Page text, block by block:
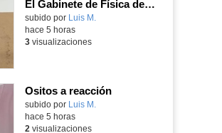
El Gabinete de Física del IES Enrique Tierno Galván de Parla (Curso 25-26)
Contenido educativo.
subido por Luis M.
hace 5 horas
3visualizaciones
Ositos a reacción
Contenido educativo.
subido por Luis M.
hace 5 horas
2 visualizaciones